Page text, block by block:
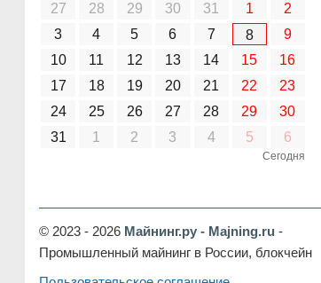
27
28 29 30 31 1
2
3
4 5 6 7 8
9
10
11 12 13 14 15
16
17
18 19 20 21 22
23
24
25 26 27 28 29
30
31
1 2 3 4 5 6
Сегодня
© 2023 - 2026 Майнинг.ру - Majning.ru -
Промышленный майнинг в России, блокчейн